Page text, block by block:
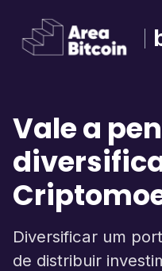
Vale a
Diversificar um
de distribuir